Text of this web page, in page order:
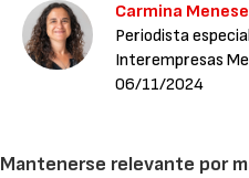
Carmina
Periodista
Interempresas
06/11/2024
Mantenerse relevante por